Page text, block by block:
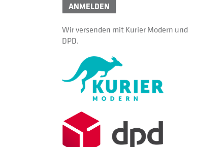
ANMELDEN
Wir versenden mit Kurier Modern und
DPD.